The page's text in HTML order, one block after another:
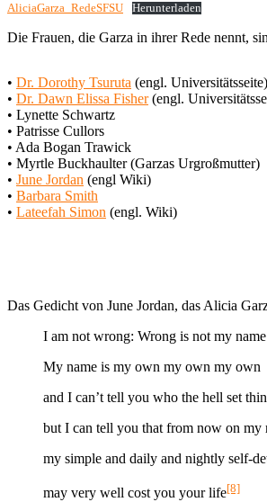
AliciaGarza_RedeSFSU Herunterladen
Die Frauen, die Garza in ihrer Rede nennt,
• Dr. Dorothy Tsuruta (engl. Universitätsseite)
• Dr. Dawn Elissa Fisher(engl.
• Lynette Schwartz
• Patrisse Cullors
• Ada Bogan Trawick
• Myrtle Buckhaulter (Garzas Urgroßmutter)
• June Jordan (engl Wiki)
• Barbara Smith
• Lateefah Simon (engl. Wiki)
Das Gedicht von June Jordan, das Alicia
I am not wrong: Wrong is not my name
My name is my own my own my own
and I can’t tell you who the hell set
but I can tell you that from now on my
my simple and daily and nightly self-
may very well cost you your life[8]